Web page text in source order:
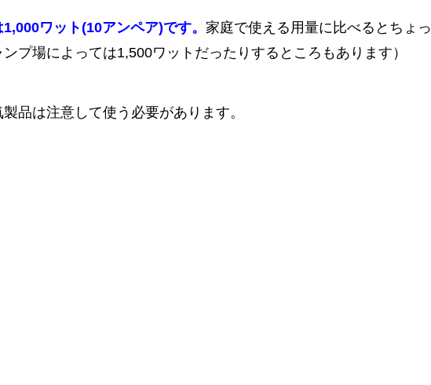
ワット(10アンペア)です。 家庭で使える用量に比べるとちょっ
プ場によっては1,500ワットだったりするところもあります）
品は注意して使う必要があります。